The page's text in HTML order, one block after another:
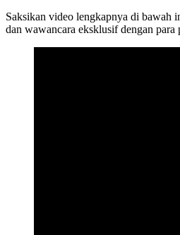
Saksikan video lengkapnya di bawah
dan wawancara eksklusif dengan para